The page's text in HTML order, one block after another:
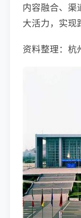
内容融合、渠
大活力，实现
资料整理：杭